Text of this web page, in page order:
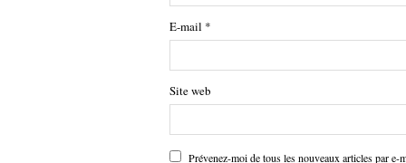
E-mail *
Site web
Prévenez-moi de tous les nouveaux articles par e-